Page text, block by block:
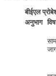
बीईएल
अनुभाग